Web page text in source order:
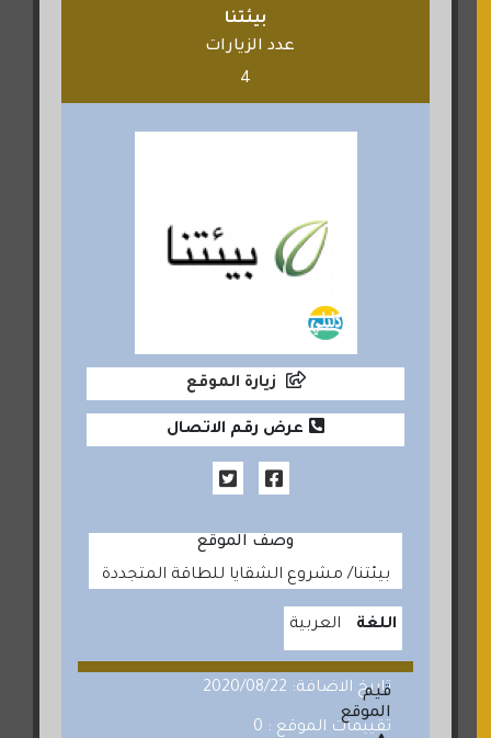
بيئتنا
عدد الزيارات
4
زيارة الموقع
عرض رقم الاتصال
وصف الموقع
بيئتنا/ مشروع الشقايا للطاقة المتجددة
اللغة العربية
تاريخ الاضافة: 2020/08/22
تقييمات الموقع : 0
قيم
الموقع